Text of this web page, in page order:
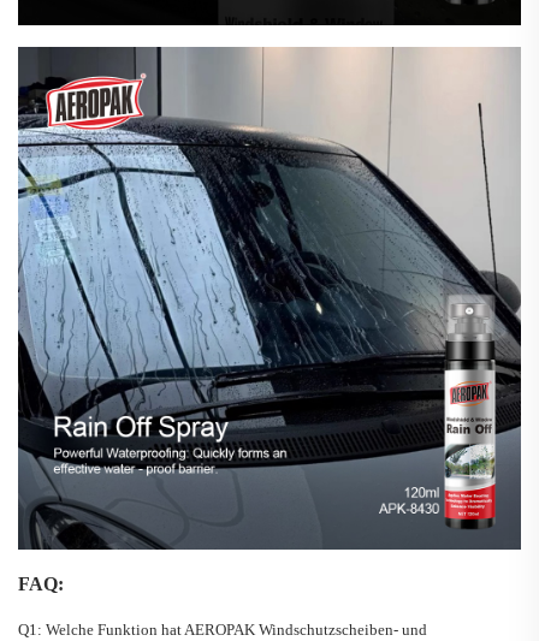
FAQ:
Q1: Welche Funktion hatAEROPAK Windschutzscheiben- und